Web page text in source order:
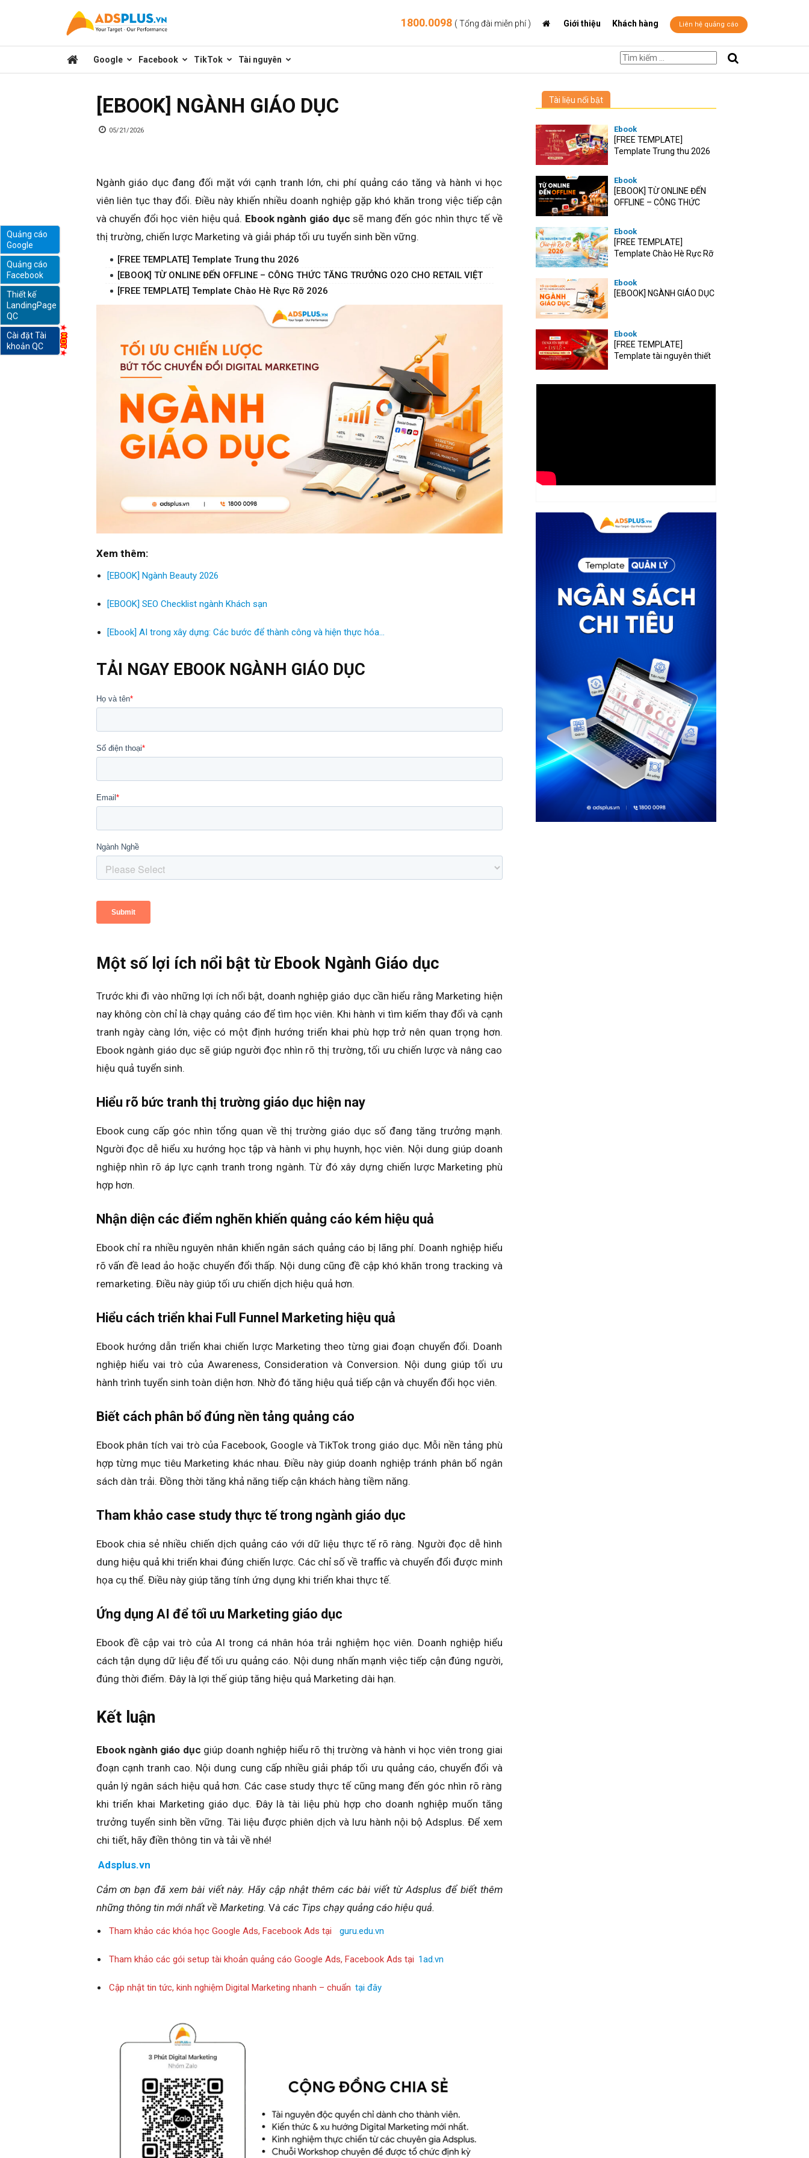
sẻ
thức
online
1800.0098 ( Tổng đài miễn phí ) Giới thiệu Khách hàng Liên hệ quảng cáo
Google Facebook TikTok Tài nguyên
[EBOOK] NGÀNH GIÁO DỤC
05/21/2026
Ngành giáo dục đang đối mặt với cạnh tranh lớn, chi phí quảng cáo tăng và hành vi học
viên liên tục thay đổi. Điều này khiến nhiều doanh nghiệp gặp khó khăn trong việc tiếp cận
và chuyển đổi học viên hiệu quả. Ebook ngành giáo dục sẽ mang đến góc nhìn thực tế về
thị trường, chiến lược Marketing và giải pháp tối ưu tuyển sinh bền vững.
[FREE TEMPLATE] Template Trung thu 2026
[EBOOK] TỪ ONLINE ĐẾN OFFLINE – CÔNG THỨC TĂNG TRƯỞNG O2O CHO RETAIL VIỆT
[FREE TEMPLATE] Template Chào Hè Rực Rỡ 2026
Xem thêm:
[EBOOK] Ngành Beauty 2026
[EBOOK] SEO Checklist ngành Khách sạn
[Ebook] AI trong xây dựng: Các bước để thành công và hiện thực hóa…
TẢI NGAY EBOOK NGÀNH GIÁO DỤC
Một số lợi ích nổi bật từ Ebook Ngành Giáo dục
Trước khi đi vào những lợi ích nổi bật, doanh nghiệp giáo dục cần hiểu rằng Marketing hiện
nay không còn chỉ là chạy quảng cáo để tìm học viên. Khi hành vi tìm kiếm thay đổi và cạnh
tranh ngày càng lớn, việc có một định hướng triển khai phù hợp trở nên quan trọng hơn.
Ebook ngành giáo dục sẽ giúp người đọc nhìn rõ thị trường, tối ưu chiến lược và nâng cao
hiệu quả tuyển sinh.
Hiểu rõ bức tranh thị trường giáo dục hiện nay
Ebook cung cấp góc nhìn tổng quan về thị trường giáo dục số đang tăng trưởng mạnh.
Người đọc dễ hiểu xu hướng học tập và hành vi phụ huynh, học viên. Nội dung giúp doanh
nghiệp nhìn rõ áp lực cạnh tranh trong ngành. Từ đó xây dựng chiến lược Marketing phù
hợp hơn.
Nhận diện các điểm nghẽn khiến quảng cáo kém hiệu quả
Ebook chỉ ra nhiều nguyên nhân khiến ngân sách quảng cáo bị lãng phí. Doanh nghiệp hiểu
rõ vấn đề lead ảo hoặc chuyển đổi thấp. Nội dung cũng đề cập khó khăn trong tracking và
remarketing. Điều này giúp tối ưu chiến dịch hiệu quả hơn.
Hiểu cách triển khai Full Funnel Marketing hiệu quả
Ebook hướng dẫn triển khai chiến lược Marketing theo từng giai đoạn chuyển đổi. Doanh
nghiệp hiểu vai trò của Awareness, Consideration và Conversion. Nội dung giúp tối ưu
hành trình tuyển sinh toàn diện hơn. Nhờ đó tăng hiệu quả tiếp cận và chuyển đổi học viên.
Biết cách phân bổ đúng nền tảng quảng cáo
Ebook phân tích vai trò của Facebook, Google và TikTok trong giáo dục. Mỗi nền tảng phù
hợp từng mục tiêu Marketing khác nhau. Điều này giúp doanh nghiệp tránh phân bổ ngân
sách dàn trải. Đồng thời tăng khả năng tiếp cận khách hàng tiềm năng.
Tham khảo case study thực tế trong ngành giáo dục
Ebook chia sẻ nhiều chiến dịch quảng cáo với dữ liệu thực tế rõ ràng. Người đọc dễ hình
dung hiệu quả khi triển khai đúng chiến lược. Các chỉ số về traffic và chuyển đổi được minh
họa cụ thể. Điều này giúp tăng tính ứng dụng khi triển khai thực tế.
Ứng dụng AI để tối ưu Marketing giáo dục
Ebook đề cập vai trò của AI trong cá nhân hóa trải nghiệm học viên. Doanh nghiệp hiểu
cách tận dụng dữ liệu để tối ưu quảng cáo. Nội dung nhấn mạnh việc tiếp cận đúng người,
đúng thời điểm. Đây là lợi thế giúp tăng hiệu quả Marketing dài hạn.
Kết luận
Ebook ngành giáo dục giúp doanh nghiệp hiểu rõ thị trường và hành vi học viên trong giai
đoạn cạnh tranh cao. Nội dung cung cấp nhiều giải pháp tối ưu quảng cáo, chuyển đổi và
quản lý ngân sách hiệu quả hơn. Các case study thực tế cũng mang đến góc nhìn rõ ràng
khi triển khai Marketing giáo dục. Đây là tài liệu phù hợp cho doanh nghiệp muốn tăng
trưởng tuyển sinh bền vững. Tài liệu được phiên dịch và lưu hành nội bộ Adsplus. Để xem
chi tiết, hãy điền thông tin và tải về nhé!
Adsplus.vn
Cảm ơn bạn đã xem bài viết này. Hãy cập nhật thêm các bài viết từ Adsplus để biết thêm
những thông tin mới nhất về Marketing. Và các Tips chạy quảng cáo hiệu quả.
Tham khảo các khóa học Google Ads, Facebook Ads tại guru.edu.vn
Tham khảo các gói setup tài khoản quảng cáo Google Ads, Facebook Ads tại 1ad.vn
Cập nhật tin tức, kinh nghiệm Digital Marketing nhanh – chuẩn tại đây
Quảng cáo
Google
Quảng cáo
Facebook
Thiết kế
LandingPage
QC
Cài đặt Tài
khoản QC
Tài liệu nổi bật
Ebook
[FREE TEMPLATE]
Template Trung thu 2026
Ebook
[EBOOK] TỪ ONLINE ĐẾN
OFFLINE – CÔNG THỨC
Ebook
[FREE TEMPLATE]
Template Chào Hè Rực Rỡ
Ebook
[EBOOK] NGÀNH GIÁO DỤC
Ebook
[FREE TEMPLATE]
Template tài nguyên thiết